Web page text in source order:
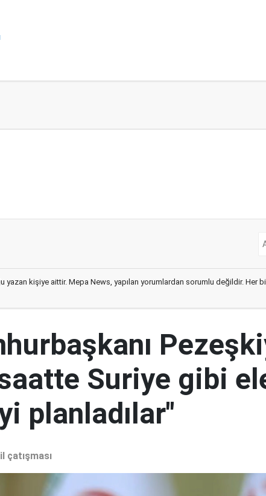
yazan kişiye aittir. Mepa News, yapılan yorumlardan sorumlu değildir. Her
Suriye gibi
planladılar"
çatışması